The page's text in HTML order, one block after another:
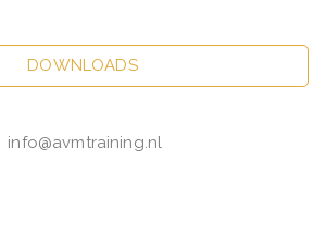
DOWNLOADS
info@avmtraining.nl